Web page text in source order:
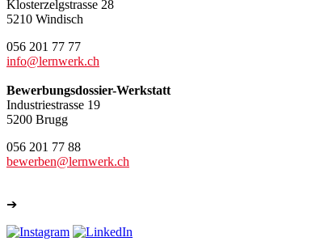
Klosterzelgstrasse 28
5210 Windisch
056 201 77 77
info@lernwerk.ch
Bewerbungsdossier-Werkstatt
Industriestrasse 19
5200 Brugg
056 201 77 88
bewerben@lernwerk.ch
➔